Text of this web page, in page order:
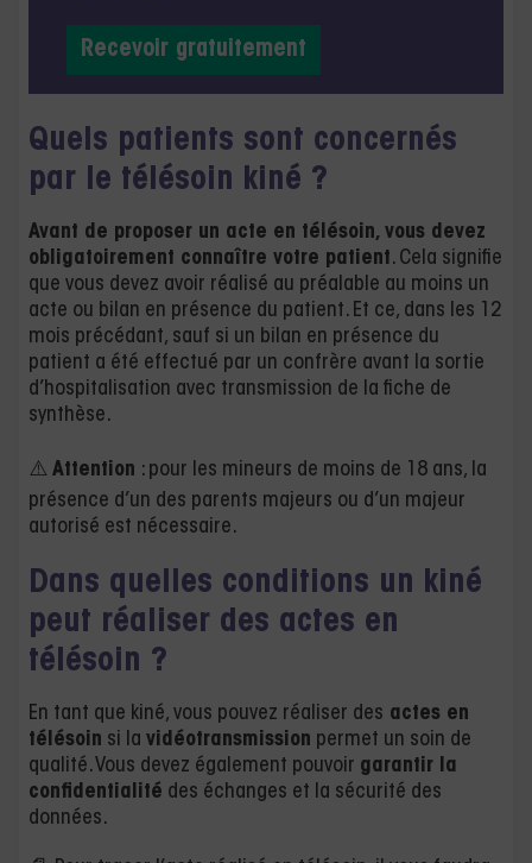
Recevoir gratuitement
Quels patients sont concernés
par le télésoin kiné ?
Avant de proposer un acte en télésoin, vous devez
obligatoirement connaître votre patient. Cela signifie
que vous devez avoir réalisé au préalable au moins un
acte ou bilan en présence du patient. Et ce, dans les 12
mois précédant, sauf si un bilan en présence du
patient a été effectué par un confrère avant la sortie
d’hospitalisation avec transmission de la fiche de
synthèse.
⚠️ Attention : pour les mineurs de moins de 18 ans, la
présence d’un des parents majeurs ou d’un majeur
autorisé est nécessaire.
Dans quelles conditions un kiné
peut réaliser des actes en
télésoin ?
En tant que kiné, vous pouvez réaliser des actes en
télésoin si la vidéotransmission permet un soin de
qualité. Vous devez également pouvoir garantir la
confidentialité des échanges et la sécurité des
données.